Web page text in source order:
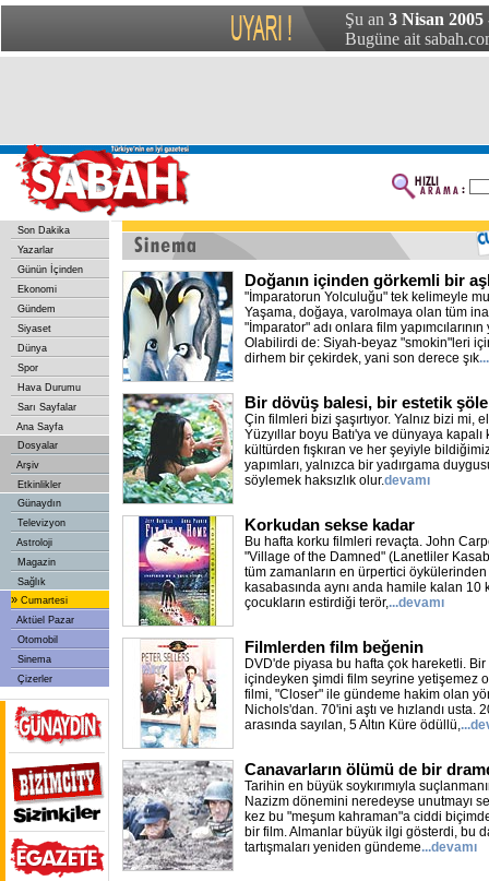
Şu an 3 Nisan 2005
Bugüne ait
Son Dakika
Yazarlar
Günün İçinden
Ekonomi
Gündem
Siyaset
Dünya
Spor
Hava Durumu
Sarı Sayfalar
Ana Sayfa
Dosyalar
Arşiv
Etkinlikler
Günaydın
Televizyon
Astroloji
Magazin
Sağlık
» Cumartesi
Aktüel Pazar
Otomobil
Sinema
Çizerler
Doğanın içinden görkemli bir
"İmparatorun Yolculuğu" tek kelimeyle
Yaşama, doğaya, varolmaya olan tüm
"İmparator" adı onlara film yapımcılarının
Olabilirdi de: Siyah-beyaz "smokin"leri
dirhem bir çekirdek, yani son derece şık
Bir dövüş balesi, bir estetik
Çin filmleri bizi şaşırtıyor. Yalnız bizi mi,
Yüzyıllar boyu Batı'ya ve dünyaya kapalı
kültürden fışkıran ve her şeyiyle
yapımları, yalnızca bir yadırgama
söylemek haksızlık olur.devamı
Korkudan sekse kadar
Bu hafta korku filmleri revaçta. John
"Village of the Damned" (Lanetliler
tüm zamanların en ürpertici
kasabasında aynı anda hamile kalan 10
çocukların estirdiği terör,...devamı
Filmlerden film beğenin
DVD'de piyasa bu hafta çok hareketli. Bir
içindeyken şimdi film seyrine yetişemez
filmi, "Closer" ile gündeme hakim olan
Nichols'dan. 70'ini aştı ve hızlandı usta.
arasında sayılan, 5 Altın Küre ödüllü,
Canavarların ölümü de bir
Tarihin en büyük soykırımıyla
Nazizm dönemini neredeyse unutmayı
kez bu "meşum kahraman"a ciddi biçimde
bir film. Almanlar büyük ilgi gösterdi, bu
tartışmaları yeniden gündeme...devamı